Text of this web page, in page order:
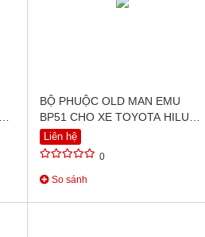
BỘ PHUỘC OLD MAN EMU
BP51 CHO XE TOYOTA HILUX
REVO (2015+)
Liên hệ
0
So sánh